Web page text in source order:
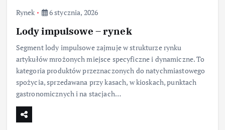
Rynek 6 stycznia, 2026
Lody impulsowe – rynek
Segment lody impulsowe zajmuje w strukturze rynku
artykułów mrożonych miejsce specyficzne i dynamiczne. To
kategoria produktów przeznaczonych do natychmiastowego
spożycia, sprzedawana przy kasach, w kioskach, punktach
gastronomicznych i na stacjach…